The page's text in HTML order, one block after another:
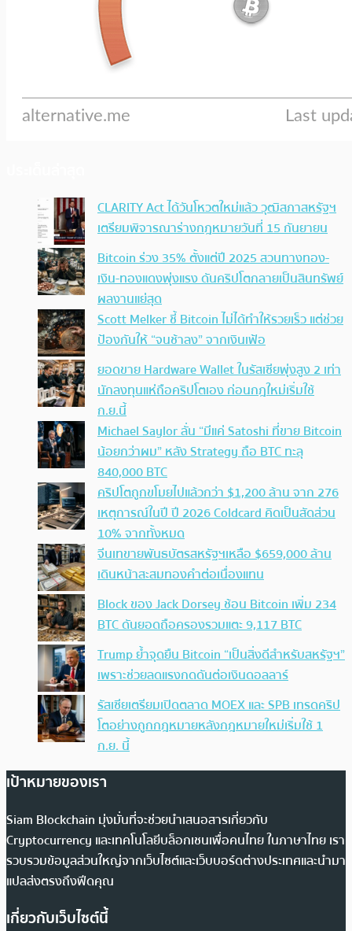
CLARITY Act ได้วันโหวตใหม่แล้ว วุฒิสภาสหรัฐฯ
เตรียมพิจารณาร่างกฎหมายวันที่ 15 กันยายน
Bitcoin ร่วง 35% ตั้งแต่ปี 2025 สวนทางทอง-
เงิน-ทองแดงพุ่งแรง ดันคริปโตกลายเป็นสินทรัพย์
ผลงานแย่สุด
Scott Melker ชี้ Bitcoin ไม่ได้ทำให้รวยเร็ว แต่ช่วย
ป้องกันให้ “จนช้าลง” จากเงินเฟ้อ
ยอดขาย Hardware Wallet ในรัสเซียพุ่งสูง 2 เท่า
นักลงทุนแห่ถือคริปโตเอง ก่อนกฎใหม่เริ่มใช้
ก.ย.นี้
Michael Saylor ลั่น “มีแค่ Satoshi ที่ขาย Bitcoin
น้อยกว่าผม” หลัง Strategy ถือ BTC ทะลุ
840,000 BTC
คริปโตถูกขโมยไปแล้วกว่า $1,200 ล้าน จาก 276
เหตุการณ์ในปี ปี 2026 Coldcard คิดเป็นสัดส่วน
10% จากทั้งหมด
จีนเทขายพันธบัตรสหรัฐฯเหลือ $659,000 ล้าน
เดินหน้าสะสมทองคำต่อเนื่องแทน
Block ของ Jack Dorsey ช้อน Bitcoin เพิ่ม 234
BTC ดันยอดถือครองรวมแตะ 9,117 BTC
Trump ย้ำจุดยืน Bitcoin “เป็นสิ่งดีสำหรับสหรัฐฯ”
เพราะช่วยลดแรงกดดันต่อเงินดอลลาร์
รัสเซียเตรียมเปิดตลาด MOEX และ SPB เทรดคริป
โตอย่างถูกกฎหมายหลังกฎหมายใหม่เริ่มใช้ 1
ก.ย. นี้
เป้าหมายของเรา
Siam Blockchain มุ่งมั่นที่จะช่วยนำเสนอสารเกี่ยวกับ
Cryptocurrency และเทคโนโลยีบล็อกเชนเพื่อคนไทย ในภาษาไทย เรา
รวบรวมข้อมูลส่วนใหญ่จากเว็บไซต์และเว็บบอร์ดต่างประเทศและนำมา
แปลส่งตรงถึงฟีดคุณ
เกี่ยวกับเว็บไซต์นี้